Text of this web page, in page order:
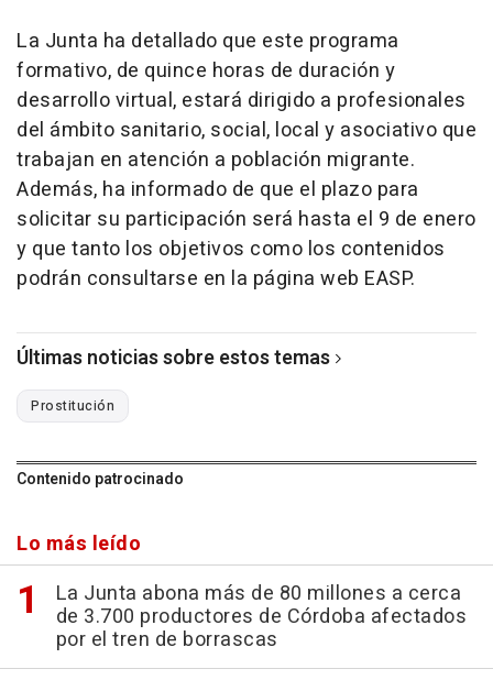
La Junta ha detallado que este programa
formativo, de quince horas de duración y
desarrollo virtual, estará dirigido a profesionales
del ámbito sanitario, social, local y asociativo que
trabajan en atención a población migrante.
Además, ha informado de que el plazo para
solicitar su participación será hasta el 9 de enero
y que tanto los objetivos como los contenidos
podrán consultarse en la página web EASP.
Últimas noticias sobre estos temas
Prostitución
Contenido patrocinado
Lo más leído
La Junta abona más de 80 millones a cerca
de 3.700 productores de Córdoba afectados
por el tren de borrascas